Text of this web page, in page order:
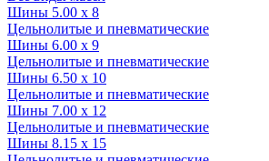
Шины 5.00 x 8
Цельнолитые и пневматические
Шины 6.00 x 9
Цельнолитые и пневматические
Шины 6.50 x 10
Цельнолитые и пневматические
Шины 7.00 x 12
Цельнолитые и пневматические
Шины 8.15 x 15